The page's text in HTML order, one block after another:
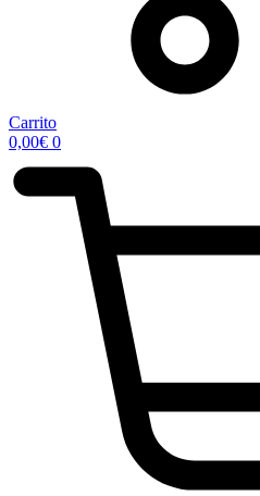
Carrito
0,00€ 0